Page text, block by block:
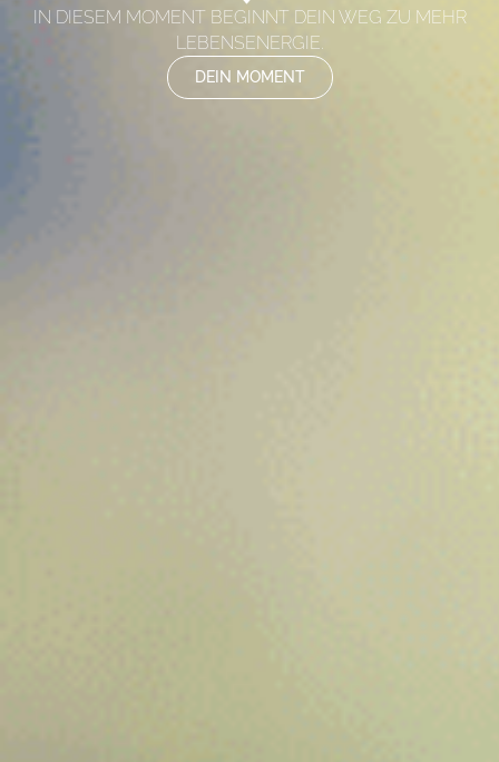
IN DIESEM MOMENT BEGINNT DEIN WEG ZU MEHR
LEBENSENERGIE.
DEIN MOMENT